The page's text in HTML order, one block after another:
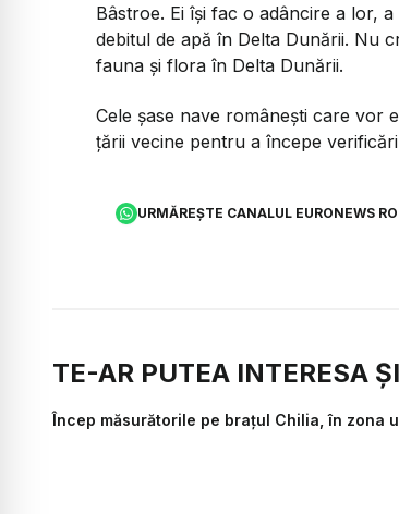
Bâstroe. Ei își fac o adâncire a lor,
debitul de apă în Delta Dunării. Nu
fauna și flora în Delta Dunării.
Cele șase nave românești care vor
țării vecine pentru a începe
URMĂREȘTE CANALUL EURONEWS
TE-AR PUTEA INTERESA ȘI
Încep măsurătorile pe brațul Chilia, în zona